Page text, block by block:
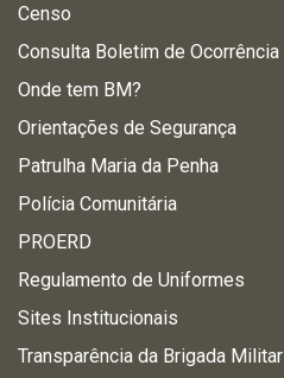
Censo
Consulta Boletim de Ocorrência
Onde tem BM?
Orientações de Segurança
Patrulha Maria da Penha
Polícia Comunitária
PROERD
Regulamento de Uniformes
Sites Institucionais
Transparência da Brigada Militar